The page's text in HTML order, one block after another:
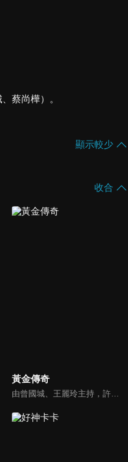
蔡尚樺）。
顯示較少
收合
黃金傳奇
由曾國城、王麗玲主持，許多人記憶中的經典外景綜藝節目之一。每次闖關成功的隊伍，可獲得藏寶圖；拼湊出完整藏寶圖者，可憑著藏寶圖提示至寶箱放置處；最後以正確寶箱之正確答案鑰匙開啟成功者，除隊長本身外的每位參賽者，即可獲得價值新台幣5萬元之黃金金牌。